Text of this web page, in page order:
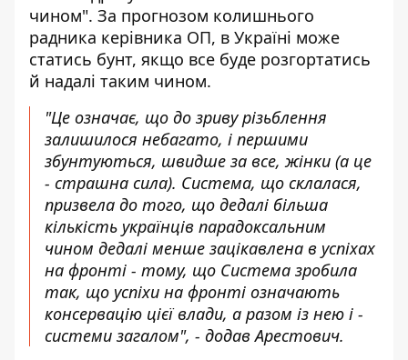
чином". За прогнозом колишнього
радника керівника ОП, в Україні може
статись бунт, якщо все буде розгортатись
й надалі таким чином.
"Це означає, що до зриву різьблення
залишилося небагато, і першими
збунтуються, швидше за все, жінки (а це
- страшна сила). Система, що склалася,
призвела до того, що дедалі більша
кількість українців парадоксальним
чином дедалі менше зацікавлена в успіхах
на фронті - тому, що Система зробила
так, що успіхи на фронті означають
консервацію цієї влади, а разом із нею і -
системи загалом", - додав Арестович.